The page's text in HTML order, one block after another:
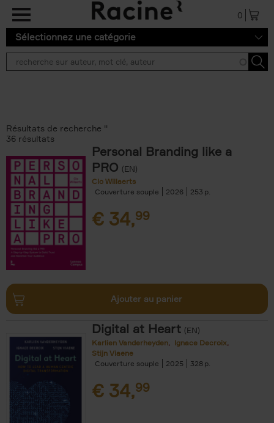
Aller au contenu principal
0
Sélectionnez une catégorie
Résultats de recherche ''
36 résultats
Personal Branding like a
PRO (EN)
Clo Willaerts
Couverture souple
2026 253
€ 34,99
Ajouter au panier
Digital at Heart (EN)
Karlien Vanderheyden
Ignace Decroix
Stijn Viaene
Couverture souple
2025 328
€ 34,99